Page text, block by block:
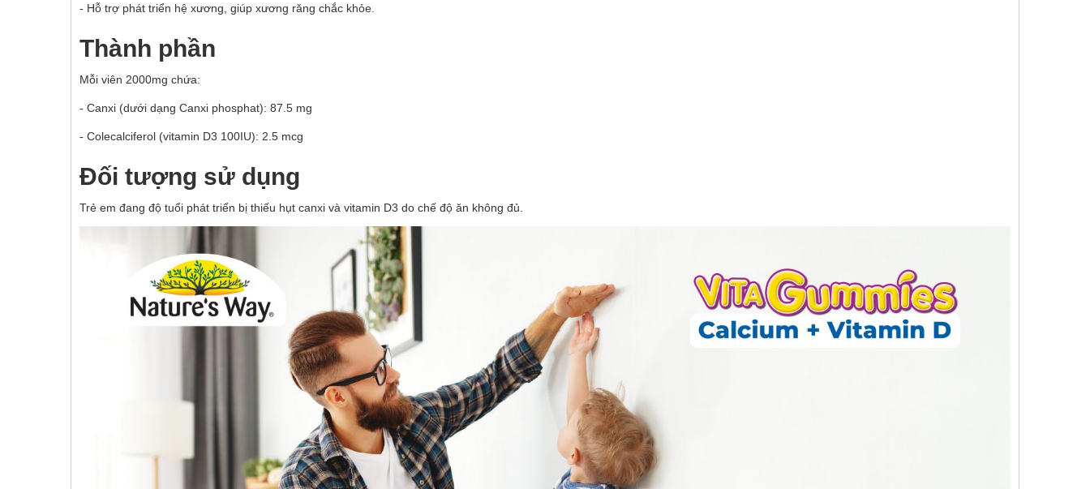
- Hỗ trợ phát triển hệ xương, giúp xương răng chắc khỏe.
Thành phần
Mỗi viên 2000mg chứa:
- Canxi (dưới dạng Canxi phosphat): 87.5 mg
- Colecalciferol (vitamin D3 100IU): 2.5 mcg
Đối tượng sử dụng
Trẻ em đang độ tuổi phát triển bị thiếu hụt canxi và vitamin D3 do chế độ ăn không đủ.